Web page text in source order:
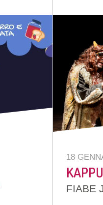
18
FIABE